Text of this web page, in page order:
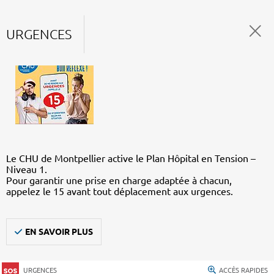
URGENCES
Le CHU de Montpellier active le Plan Hôpital en Tension –
Niveau 1.
Pour garantir une prise en charge adaptée à chacun,
appelez le 15 avant tout déplacement aux urgences.
EN SAVOIR PLUS
URGENCES ACCÈS RAPIDES